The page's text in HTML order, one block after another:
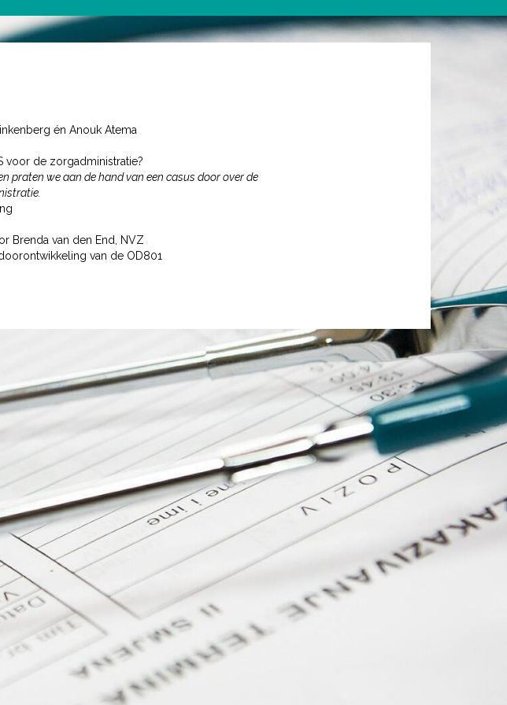
én Anouk Atema
voor de zorgadministratie?
praten we aan de hand van een casus door over de
Brenda van den End, NVZ
van de OD801